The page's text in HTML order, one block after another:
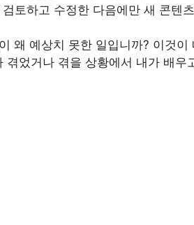
토하고 수정한 다음에만 새 콘텐
왜 예상치 못한 일입니까? 이것이
었거나 겪을 상황에서 내가 배우